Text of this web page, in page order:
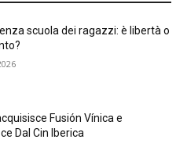
scuola dei ragazzi: è libertà o
Fusión Vínica e
Dal Cin Iberica